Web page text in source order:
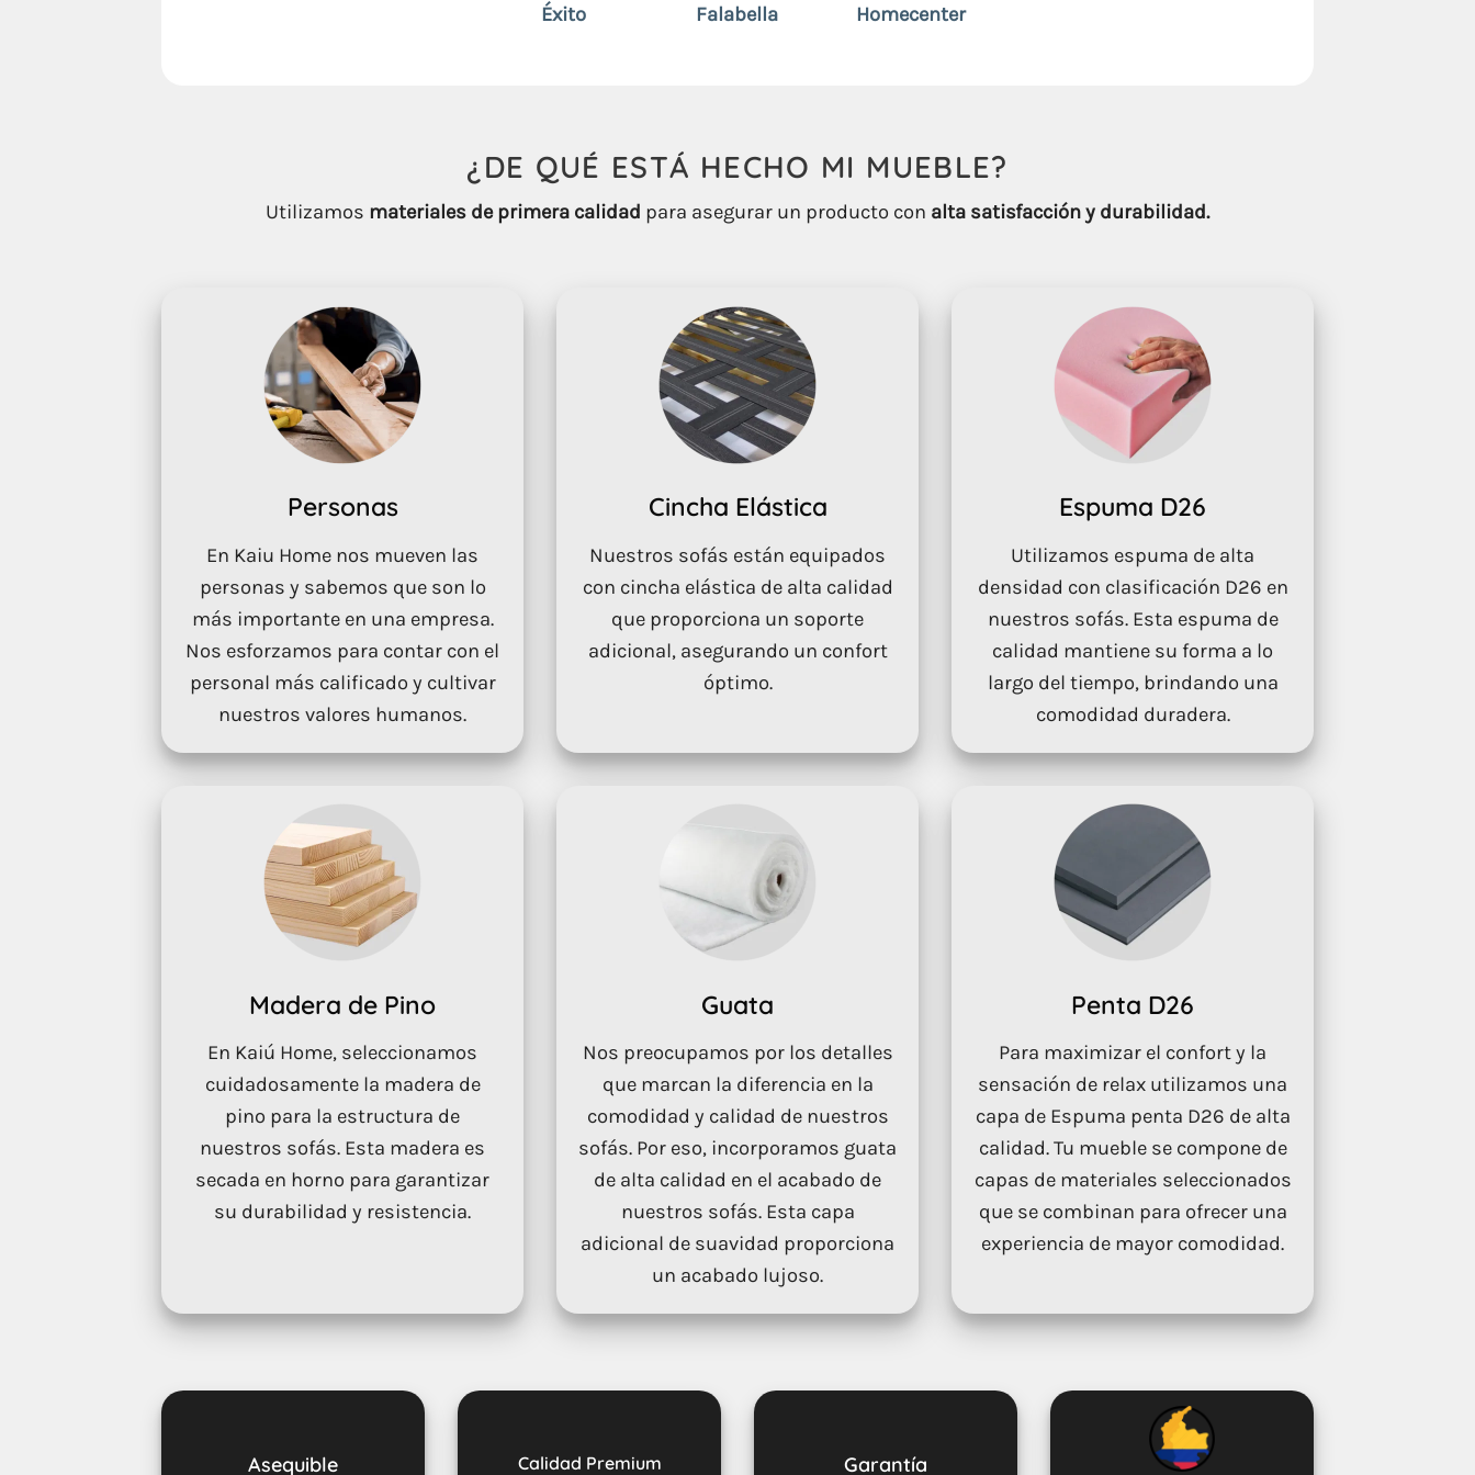
Éxito Falabella Homecenter
¿DE QUÉ ESTÁ HECHO MI MUEBLE?
Utilizamos materiales de primera calidad para asegurar un producto con alta satisfacción y durabilidad.
Personas
En Kaiu Home nos mueven las
personas y sabemos que son lo
más importante en una empresa.
Nos esforzamos para contar con el
personal más calificado y cultivar
nuestros valores humanos.
Cincha Elástica
Nuestros sofás están equipados
con cincha elástica de alta calidad
que proporciona un soporte
adicional, asegurando un confort
óptimo.
Espuma D26
Utilizamos espuma de alta
densidad con clasificación D26 en
nuestros sofás. Esta espuma de
calidad mantiene su forma a lo
largo del tiempo, brindando una
comodidad duradera.
Madera de Pino
En Kaiú Home, seleccionamos
cuidadosamente la madera de
pino para la estructura de
nuestros sofás. Esta madera es
secada en horno para garantizar
su durabilidad y resistencia.
Guata
Nos preocupamos por los detalles
que marcan la diferencia en la
comodidad y calidad de nuestros
sofás. Por eso, incorporamos guata
de alta calidad en el acabado de
nuestros sofás. Esta capa
adicional de suavidad proporciona
un acabado lujoso.
Penta D26
Para maximizar el confort y la
sensación de relax utilizamos una
capa de Espuma penta D26 de alta
calidad. Tu mueble se compone de
capas de materiales seleccionados
que se combinan para ofrecer una
experiencia de mayor comodidad.
Asequible Calidad Premium Garantía